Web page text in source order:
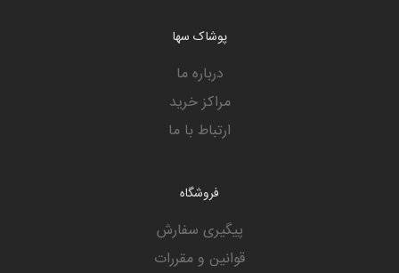
پوشاک سها
درباره ما
مراکز خرید
ارتباط با ما
فروشگاه
پیگیری سفارش
قوانین و مقررات